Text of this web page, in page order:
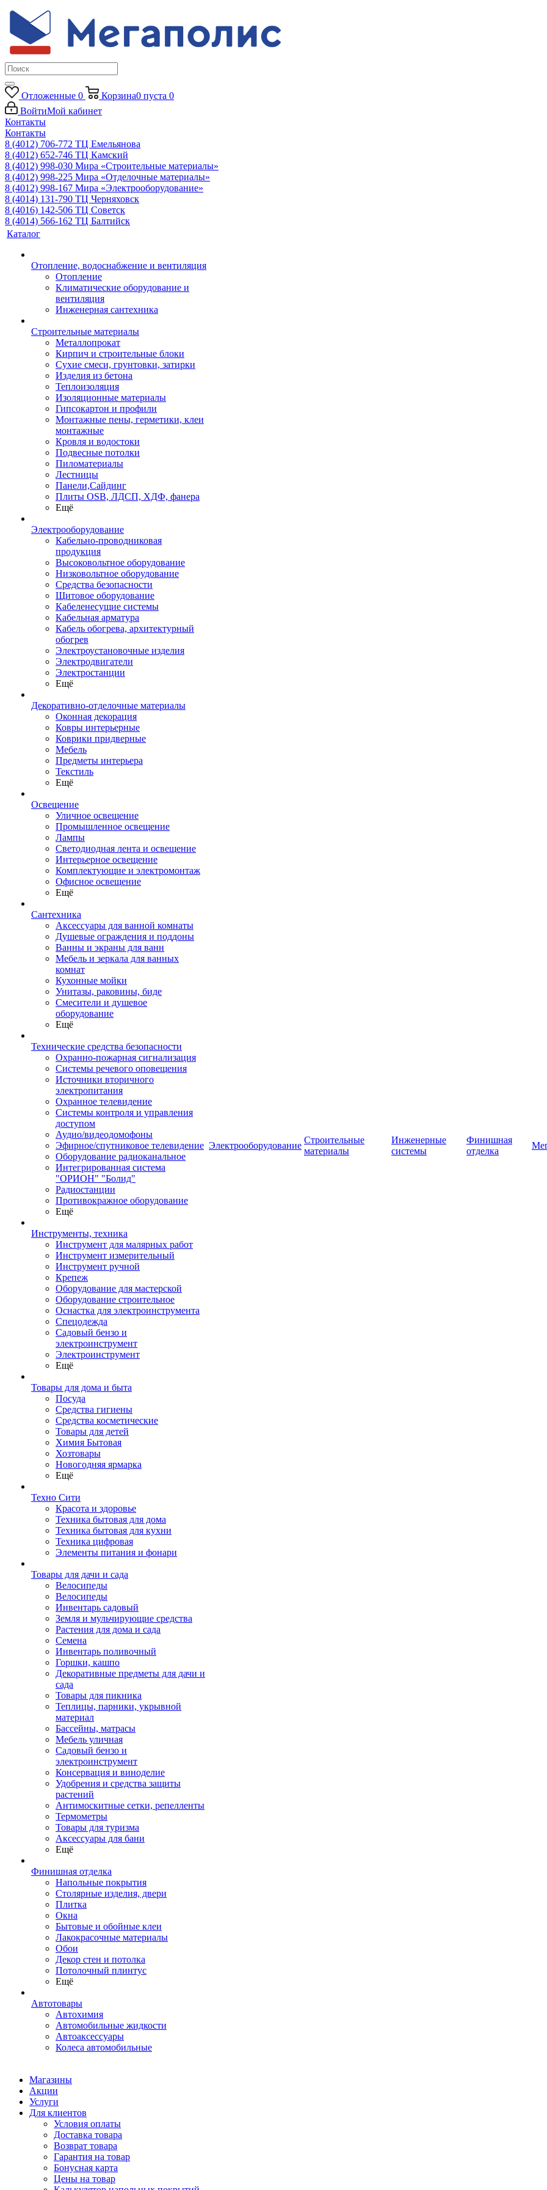
Отложенные 0 Корзина0 пуста 0
ВойтиМой кабинет
Контакты
Контакты
8 (4012) 706-772 ТЦ Емельянова
8 (4012) 652-746 ТЦ Камский
8 (4012) 998-030 Мира «Строительные материалы»
8 (4012) 998-225 Мира «Отделочные материалы»
8 (4012) 998-167 Мира «Электрооборудование»
8 (4014) 131-790 ТЦ Черняховск
8 (4016) 142-506 ТЦ Советск
8 (4014) 566-162 ТЦ Балтийск
Каталог
Отопление, водоснабжение и вентиляция
Отопление
Климатические оборудование и
вентиляция
Инженерная сантехника
Строительные материалы
Металлопрокат
Кирпич и строительные блоки
Сухие смеси, грунтовки, затирки
Изделия из бетона
Теплоизоляция
Изоляционные материалы
Гипсокартон и профили
Монтажные пены, герметики, клеи
монтажные
Кровля и водостоки
Подвесные потолки
Пиломатериалы
Лестницы
Панели,Сайдинг
Плиты OSB, ЛДСП, ХДФ, фанера
Ещё
Электрооборудование
Кабельно-проводниковая
продукция
Высоковольтное оборудование
Низковольтное оборудование
Средства безопасности
Щитовое оборудование
Кабеленесущие системы
Кабельная арматура
Кабель обогрева, архитектурный
обогрев
Электроустановочные изделия
Электродвигатели
Электростанции
Ещё
Декоративно-отделочные материалы
Оконная декорация
Ковры интерьерные
Коврики придверные
Мебель
Предметы интерьера
Текстиль
Ещё
Освещение
Уличное освещение
Промышленное освещение
Лампы
Светодиодная лента и освещение
Интерьерное освещение
Комплектующие и электромонтаж
Офисное освещение
Ещё
Сантехника
Аксессуары для ванной комнаты
Душевые ограждения и поддоны
Ванны и экраны для ванн
Мебель и зеркала для ванных
комнат
Кухонные мойки
Унитазы, раковины, биде
Смесители и душевое
оборудование
Ещё
Технические средства безопасности
Охранно-пожарная сигнализация
Системы речевого оповещения
Источники вторичного
электропитания
Охранное телевидение
Системы контроля и управления
доступом
Аудио/видеодомофоны
Эфирное/спутниковое телевидение
Оборудование радиоканальное
Интегрированная система
"ОРИОН" "Болид"
Радиостанции
Противокражное оборудование
Ещё
Инструменты, техника
Инструмент для малярных работ
Инструмент измерительный
Инструмент ручной
Крепеж
Оборудование для мастерской
Оборудование строительное
Оснастка для электроинструмента
Спецодежда
Садовый бензо и
электроинструмент
Электроинструмент
Ещё
Товары для дома и быта
Посуда
Средства гигиены
Средства косметические
Товары для детей
Химия Бытовая
Хозтовары
Новогодняя ярмарка
Ещё
Техно Сити
Красота и здоровье
Техника бытовая для дома
Техника бытовая для кухни
Техника цифровая
Элементы питания и фонари
Товары для дачи и сада
Велосипеды
Велосипеды
Инвентарь садовый
Земля и мульчирующие средства
Растения для дома и сада
Семена
Инвентарь поливочный
Горшки, кашпо
Декоративные предметы для дачи и
сада
Товары для пикника
Теплицы, парники, укрывной
материал
Бассейны, матрасы
Мебель уличная
Садовый бензо и
электроинструмент
Консервация и виноделие
Удобрения и средства защиты
растений
Антимоскитные сетки, репелленты
Термометры
Товары для туризма
Аксессуары для бани
Ещё
Финишная отделка
Напольные покрытия
Столярные изделия, двери
Плитка
Окна
Бытовые и обойные клеи
Лакокрасочные материалы
Обои
Декор стен и потолка
Потолочный плинтус
Ещё
Автотовары
Автохимия
Автомобильные жидкости
Автоаксессуары
Колеса автомобильные
Электрооборудование
Строительные
материалы
Инженерные
системы
Финишная
отделка
Магазины
Акции
Услуги
Для клиентов
Условия оплаты
Доставка товара
Возврат товара
Гарантия на товар
Бонусная карта
Цены на товар